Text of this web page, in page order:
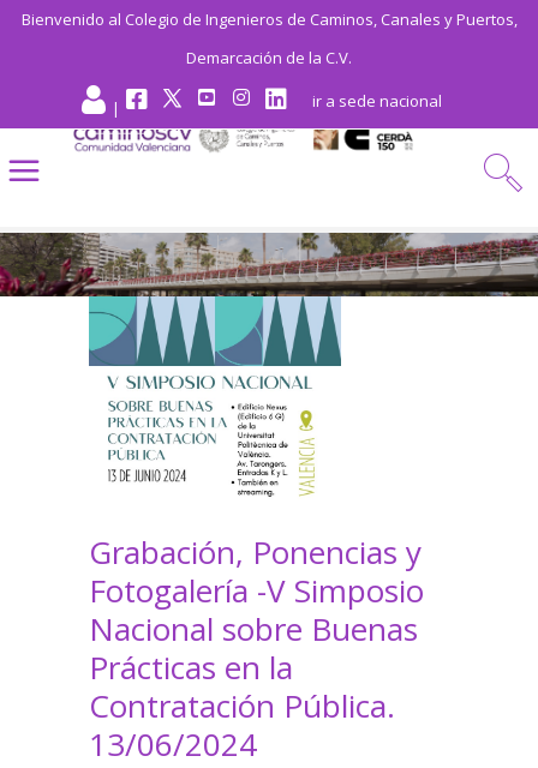
Bienvenido al Colegio de Ingenieros de Caminos, Canales y Puertos,
Demarcación de la C.V.
| ir a sede nacional
Grabación, Ponencias y
Fotogalería -V Simposio
Nacional sobre Buenas
Prácticas en la
Contratación Pública.
13/06/2024